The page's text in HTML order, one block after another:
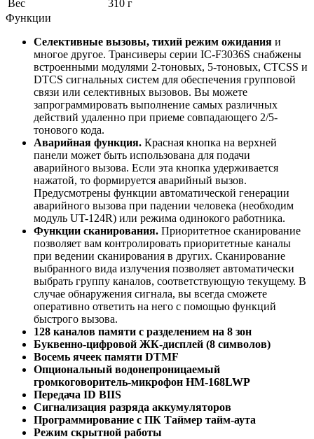
Вес
310 г
Функции
Селективные вызовы, тихий режим ожидания и
многое другое. Трансиверы серии IC-F3036S снабжены
встроенными модулями 2-тоновых, 5-тоновых, CTCSS и
DTCS сигнальных систем для обеспечения групповой
связи или селективных вызовов. Вы можете
запрограммировать выполнение самых различных
действий удаленно при приеме совпадающего 2/5-
тонового кода.
Аварийная функция. Красная кнопка на верхней
панели может быть использована для подачи
аварийного вызова. Если эта кнопка удерживается
нажатой, то формируется аварийный вызов.
Предусмотрены функции автоматической генерации
аварийного вызова при падении человека (необходим
модуль UT-124R) или режима одинокого работника.
Функции сканирования. Приоритетное сканирование
позволяет вам контролировать приоритетные каналы
при ведении сканирования в других. Сканирование
выбранного вида излучения позволяет автоматически
выбрать группу каналов, соответствующую текущему. В
случае обнаружения сигнала, вы всегда сможете
оперативно ответить на него с помощью функций
быстрого вызова.
128 каналов памяти с разделением на 8 зон
Буквенно-цифровой ЖК-дисплей (8 символов)
Восемь ячеек памяти DTMF
Опциональный водонепроницаемый
громкоговоритель-микрофон HM-168LWP
Передача ID BIIS
Сигнализация разряда аккумуляторов
Программирование с ПК Таймер тайм-аута
Режим скрытной работы